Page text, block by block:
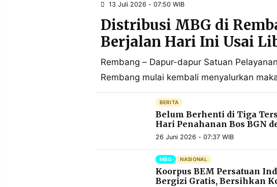
13 Juli 2026 - 07:50 WIB
Distribusi MBG di
Berjalan Hari Ini Usai
Rembang – Dapur-dapur Satuan
Rembang mulai kembali menyalurkan
BERITA
Belum Berhenti di Tiga
Hari Penahanan Bos BGN
26 Juni 2026 - 07:37 WIB
MBG NASIONAL
Koorpus BEM Persatuan
Bergizi Gratis, Bersihkan